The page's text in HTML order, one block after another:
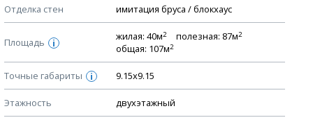
Отделка стен имитация бруса / блокхаус
Площадь i
жилая: 40м2 полезная: 87м2
общая: 107м2
Точные габариты i 9.15х9.15
Этажность двухэтажный
Устройство стен
Спецификация материалов стен
Схема расположения лаг чердака (если есть)
Схема расположения элементов стропил
Спецификация элементов стропил
Устройство стропильной системы